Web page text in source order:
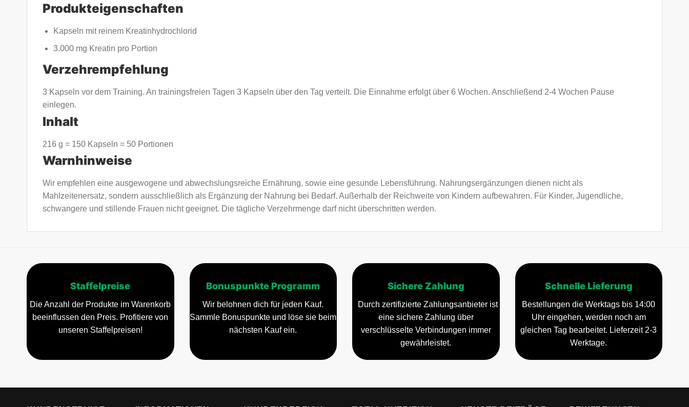
Produkteigenschaften
Kapseln mit reinem Kreatinhydrochlorid
3.000 mg Kreatin pro Portion
Verzehrempfehlung
3 Kapseln vor dem Training. An trainingsfreien Tagen 3 Kapseln über den Tag verteilt. Die Einnahme erfolgt über 6 Wochen. Anschließend 2-4 Wochen Pause
einlegen.
Inhalt
216 g = 150 Kapseln = 50 Portionen
Warnhinweise
Wir empfehlen eine ausgewogene und abwechslungsreiche Ernährung, sowie eine gesunde Lebensführung. Nahrungsergänzungen dienen nicht als
Mahlzeitenersatz, sondern ausschließlich als Ergänzung der Nahrung bei Bedarf. Außerhalb der Reichweite von Kindern aufbewahren. Für Kinder, Jugendliche,
schwangere und stillende Frauen nicht geeignet. Die tägliche Verzehrmenge darf nicht überschritten werden.
Staffelpreise
Die Anzahl der Produkte im Warenkorb
beeinflussen den Preis. Profitiere von
unseren Staffelpreisen!
Bonuspunkte Programm
Wir belohnen dich für jeden Kauf.
Sammle Bonuspunkte und löse sie beim
nächsten Kauf ein.
Sichere Zahlung
Durch zertifizierte Zahlungsanbieter ist
eine sichere Zahlung über
verschlüsselte Verbindungen immer
gewährleistet.
Schnelle Lieferung
Bestellungen die Werktags bis 14:00
Uhr eingehen, werden noch am
gleichen Tag bearbeitet. Lieferzeit 2-3
Werktage.